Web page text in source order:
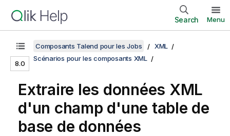
Search Menu
8.0
Composants Talend pour les Jobs
XML
Scénarios pour les composants XML
Extraire les données XML
d'un champ d'une table de
base de données